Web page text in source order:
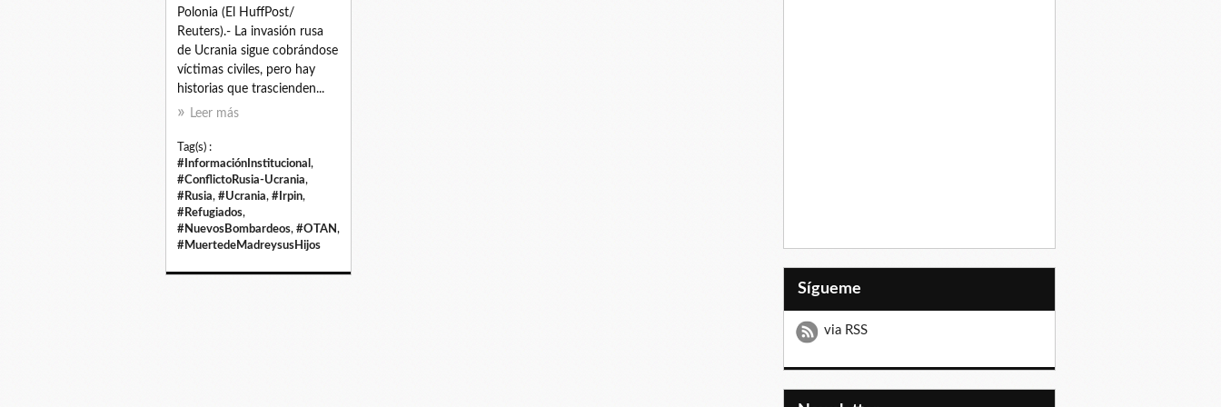
Polonia (El HuffPost/
Reuters).- La invasión rusa
de Ucrania sigue cobrándose
víctimas civiles, pero hay
historias que trascienden...
Leer más
Tag(s) :
#InformaciónInstitucional ,
#ConflictoRusia-Ucrania,
#Rusia, #Ucrania, #Irpin,
#Refugiados,
#NuevosBombardeos, #OTAN,
#MuertedeMadreysusHijos
Sígueme
via RSS